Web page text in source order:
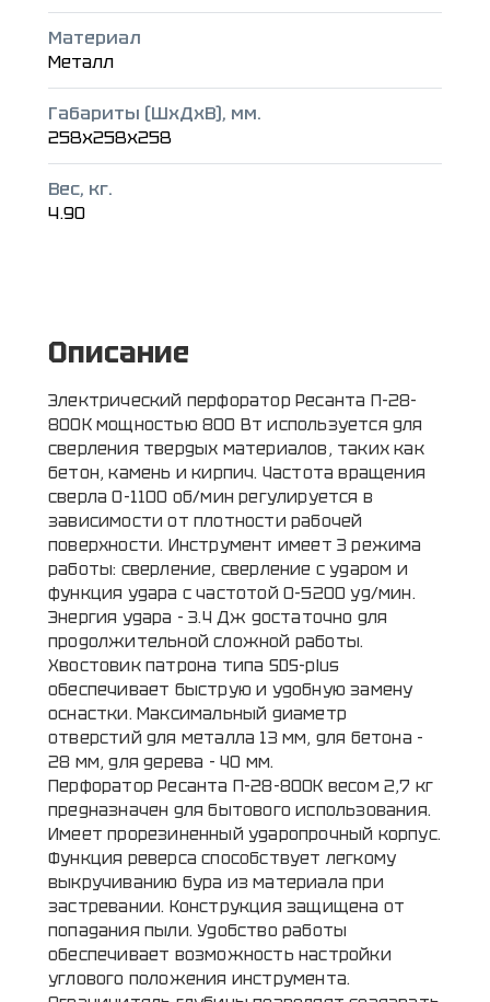
Материал
Металл
Габариты (ШxДxВ), мм.
258x258x258
Вес, кг.
4.90
Описание
Электрический перфоратор Ресанта П-28-
800К мощностью 800 Вт используется для
сверления твердых материалов, таких как
бетон, камень и кирпич. Частота вращения
сверла 0-1100 об/мин регулируется в
зависимости от плотности рабочей
поверхности. Инструмент имеет 3 режима
работы: сверление, сверление с ударом и
функция удара с частотой 0-5200 уд/мин.
Энергия удара - 3.4 Дж достаточно для
продолжительной сложной работы.
Хвостовик патрона типа SDS-plus
обеспечивает быструю и удобную замену
оснастки. Максимальный диаметр
отверстий для металла 13 мм, для бетона -
28 мм, для дерева - 40 мм.
Перфоратор Ресанта П-28-800К весом 2,7 кг
предназначен для бытового использования.
Имеет прорезиненный ударопрочный корпус.
Функция реверса способствует легкому
выкручиванию бура из материала при
застревании. Конструкция защищена от
попадания пыли. Удобство работы
обеспечивает возможность настройки
углового положения инструмента.